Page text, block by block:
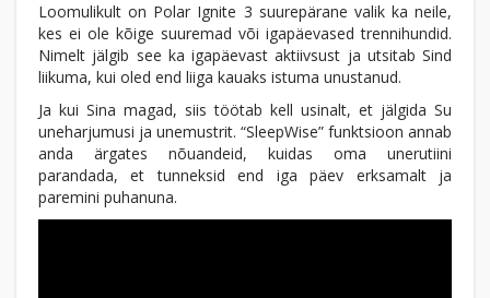
Loomulikult on Polar Ignite 3 suurepärane valik ka neile,
kes ei ole kõige suuremad või igapäevased trennihundid.
Nimelt jälgib see ka igapäevast aktiivsust ja utsitab Sind
liikuma, kui oled end liiga kauaks istuma unustanud.
Ja kui Sina magad, siis töötab kell usinalt, et jälgida Su
uneharjumusi ja unemustrit. “SleepWise” funktsioon annab
anda ärgates nõuandeid, kuidas oma unerutiini
parandada, et tunneksid end iga päev erksamalt ja
paremini puhanuna.